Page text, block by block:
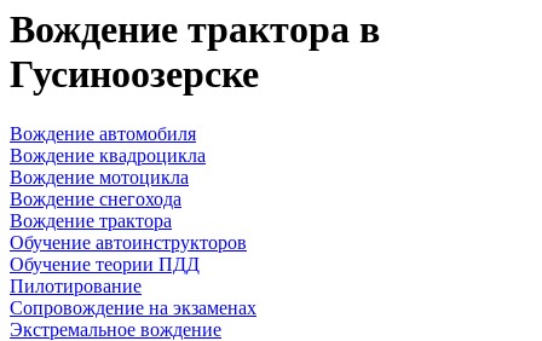
Вождение трактора в
Гусиноозерске
Вождение автомобиля
Вождение квадроцикла
Вождение мотоцикла
Вождение снегохода
Вождение трактора
Обучение автоинструкторов
Обучение теории ПДД
Пилотирование
Сопровождение на экзаменах
Экстремальное вождение